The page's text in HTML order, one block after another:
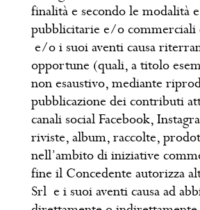
finalità e secondo le modalità
pubblicitarie e/o commerciali
e/o i suoi aventi causa
opportune (quali, a titolo
non esaustivo, mediante
pubblicazione dei contributi
canali social Facebook,
riviste, album, raccolte,
nell’ambito di iniziative
fine il Concedente autorizza
Srl e i suoi aventi causa ad